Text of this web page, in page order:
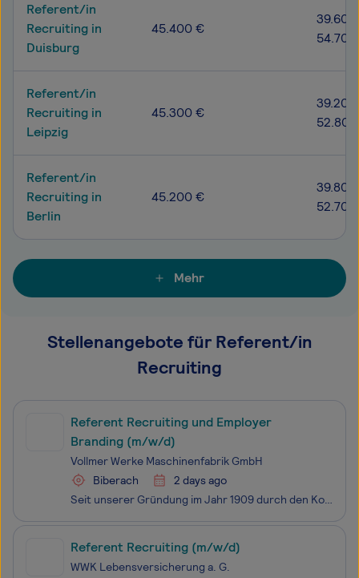
Referent/in
Recruiting in
Duisburg
45.400 €
Referent/in
Recruiting in
Leipzig
45.300 €
Referent/in
Recruiting in
Berlin
45.200 €
Mehr
Stellenangebote für Referent/in
Recruiting
Referent Recruiting und Employer
Branding (m/w/d)
Vollmer Werke Maschinenfabrik GmbH
Biberach
2 days ago
Seit unserer Gründung im Jahr 1909 durch den Konstrukteur und Visionär Heinrich Vollmer stehen wir für Präzision, Innovationskraft und technologische Exzellenz. Aus unserer frühen Spezialisierung auf hochpräzise Schärfmaschinen ist ein weltweit führendes Unternehmen für anspruchsvolle Schärf-, Schle
Referent Recruiting (m/w/d)
WWK Lebensversicherung a. G.